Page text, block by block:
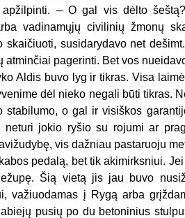
– O gal vis dėlto
vadinamųjų civilinių žmonų
skaičiuoti, susidarydavo net
atminčiai pagerinti. Bet vos
Aldis buvo lyg ir tikras. Visa
dėl nieko negali būti tikras.
o gal ir visiškos
jokio ryšio su rojumi ar
vis dažniau pastaruoju
pedalą, bet tik akimirksniui.
Šią vietą jis jau buvo
važiuodamas į Rygą arba
pusių po du betoninius